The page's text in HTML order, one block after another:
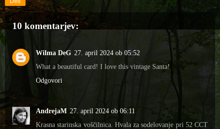
10 komentarjev:
Wilma DeG 27. april 2024 ob 05:52
What a beautiful card! I love this vintage Santa!
Odgovori
AndrejaM 27. april 2024 ob 06:11
Krasna starinska voščilnica. Hvala za sodelovanje pri 52 CCT